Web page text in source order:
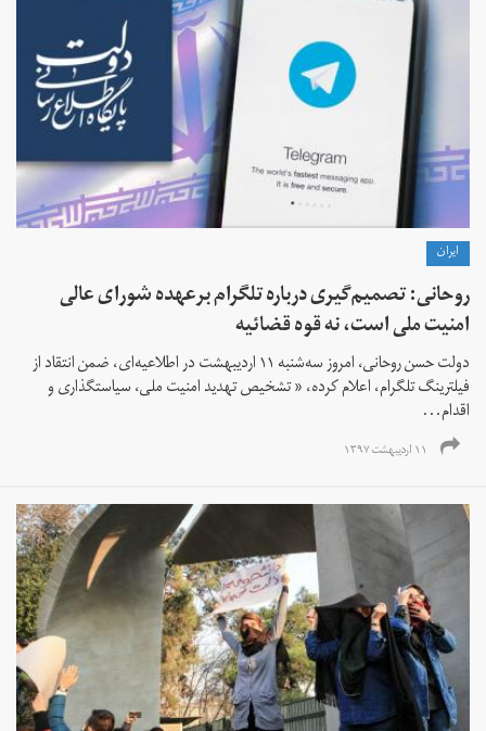
ايران
روحانی: تصمیم‌گیری درباره تلگرام برعهده شورای عالی
امنیت ملی است، نه قوه قضائیه
دولت حسن روحانی، امروز سه‌شنبه ۱۱ اردیبهشت در اطلاعیه‌ای، ضمن انتقاد از
فیلترینگ تلگرام، اعلام کرده، « تشخیص تهدید امنیت ملی، سیاستگذاری و
اقدام...
۱۱ اردیبهشت ۱۳۹۷